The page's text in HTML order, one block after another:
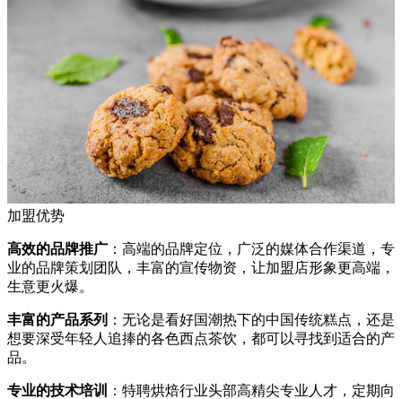
加盟优势
高效的品牌推广 ：高端的品牌定位，广泛的媒体合作渠道，专
业的品牌策划团队，丰富的宣传物资，让加盟店形象更高端，
生意更火爆。
丰富的产品系列 ：无论是看好国潮热下的中国传统糕点，还是
想要深受年轻人追捧的各色西点茶饮，都可以寻找到适合的产
品。
专业的技术培训 ：特聘烘焙行业头部高精尖专业人才，定期向